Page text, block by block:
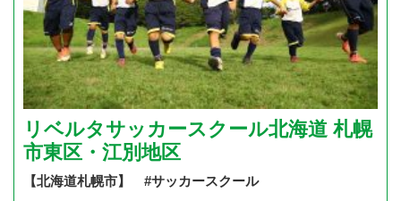
リベルタサッカースクール北海道 札幌
市東区・江別地区
【北海道札幌市】 #サッカースクール